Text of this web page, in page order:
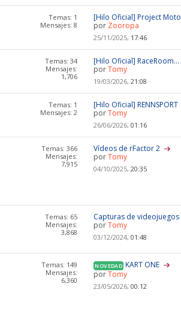
Temas: 1
Mensajes: 8
[Hilo Oficial] Project
por Zooropa
25/11/2025, 17:46
Temas: 34
Mensajes:
1,706
[Hilo Oficial] RaceRoom...
porTomy
19/03/2026,21:08
Temas: 1
Mensajes: 2
[Hilo Oficial] RENNSPORT
porTomy
26/06/2026,01:16
Temas: 366
Mensajes:
7,915
Vídeos de rFactor 2
porTomy
04/10/2025,20:35
Temas: 65
Mensajes:
3,868
Capturas de videojuegos
porTomy
03/12/2024,01:48
Temas: 149
Mensajes:
6,360
NOVEDAD KART ONE
porTomy
23/05/2026,00:12